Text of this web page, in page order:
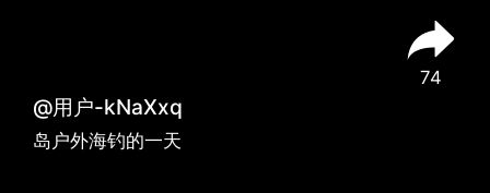
74
@用户-kNaXxq
岛户外海钓的一天